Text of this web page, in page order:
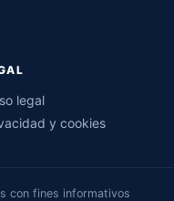
legal
y cookies
con fines informativos